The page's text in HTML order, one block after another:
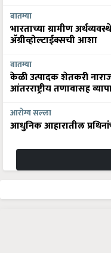
बातम्या
भारताच्या ग्रामीण
अ‍ॅग्रीव्होल्टाईक्सची आशा
बातम्या
केळी उत्पादक शेतकरी
आंतरराष्ट्रीय तणावासह
आरोग्य सल्ला
आधुनिक आहारातील